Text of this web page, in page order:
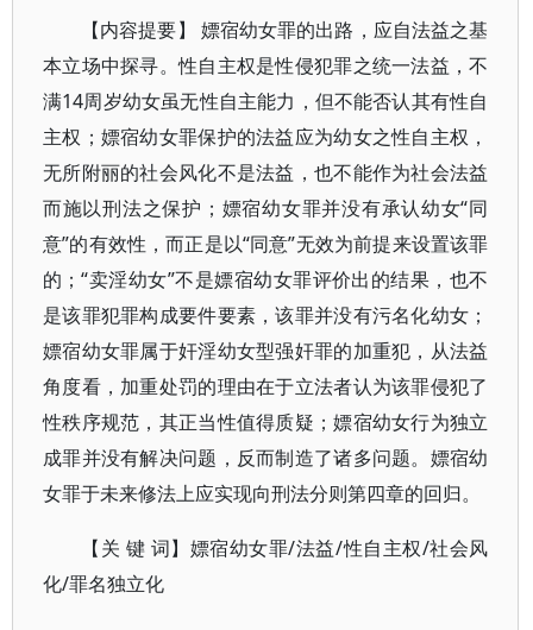
【内容提要】 嫖宿幼女罪的出路，应自法益之基
本立场中探寻。性自主权是性侵犯罪之统一法益，不
满14周岁幼女虽无性自主能力，但不能否认其有性自
主权；嫖宿幼女罪保护的法益应为幼女之性自主权，
无所附丽的社会风化不是法益，也不能作为社会法益
而施以刑法之保护；嫖宿幼女罪并没有承认幼女“同
意”的有效性，而正是以“同意”无效为前提来设置该罪
的；“卖淫幼女”不是嫖宿幼女罪评价出的结果，也不
是该罪犯罪构成要件要素，该罪并没有污名化幼女；
嫖宿幼女罪属于奸淫幼女型强奸罪的加重犯，从法益
角度看，加重处罚的理由在于立法者认为该罪侵犯了
性秩序规范，其正当性值得质疑；嫖宿幼女行为独立
成罪并没有解决问题，反而制造了诸多问题。嫖宿幼
女罪于未来修法上应实现向刑法分则第四章的回归。
【关 键 词】嫖宿幼女罪/法益/性自主权/社会风
化/罪名独立化